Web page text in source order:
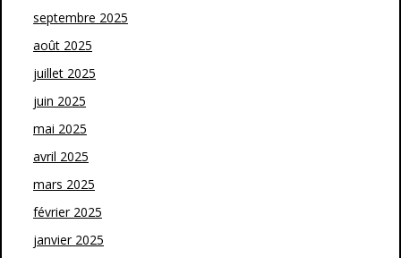
septembre 2025
août 2025
juillet 2025
juin 2025
mai 2025
avril 2025
mars 2025
février 2025
janvier 2025